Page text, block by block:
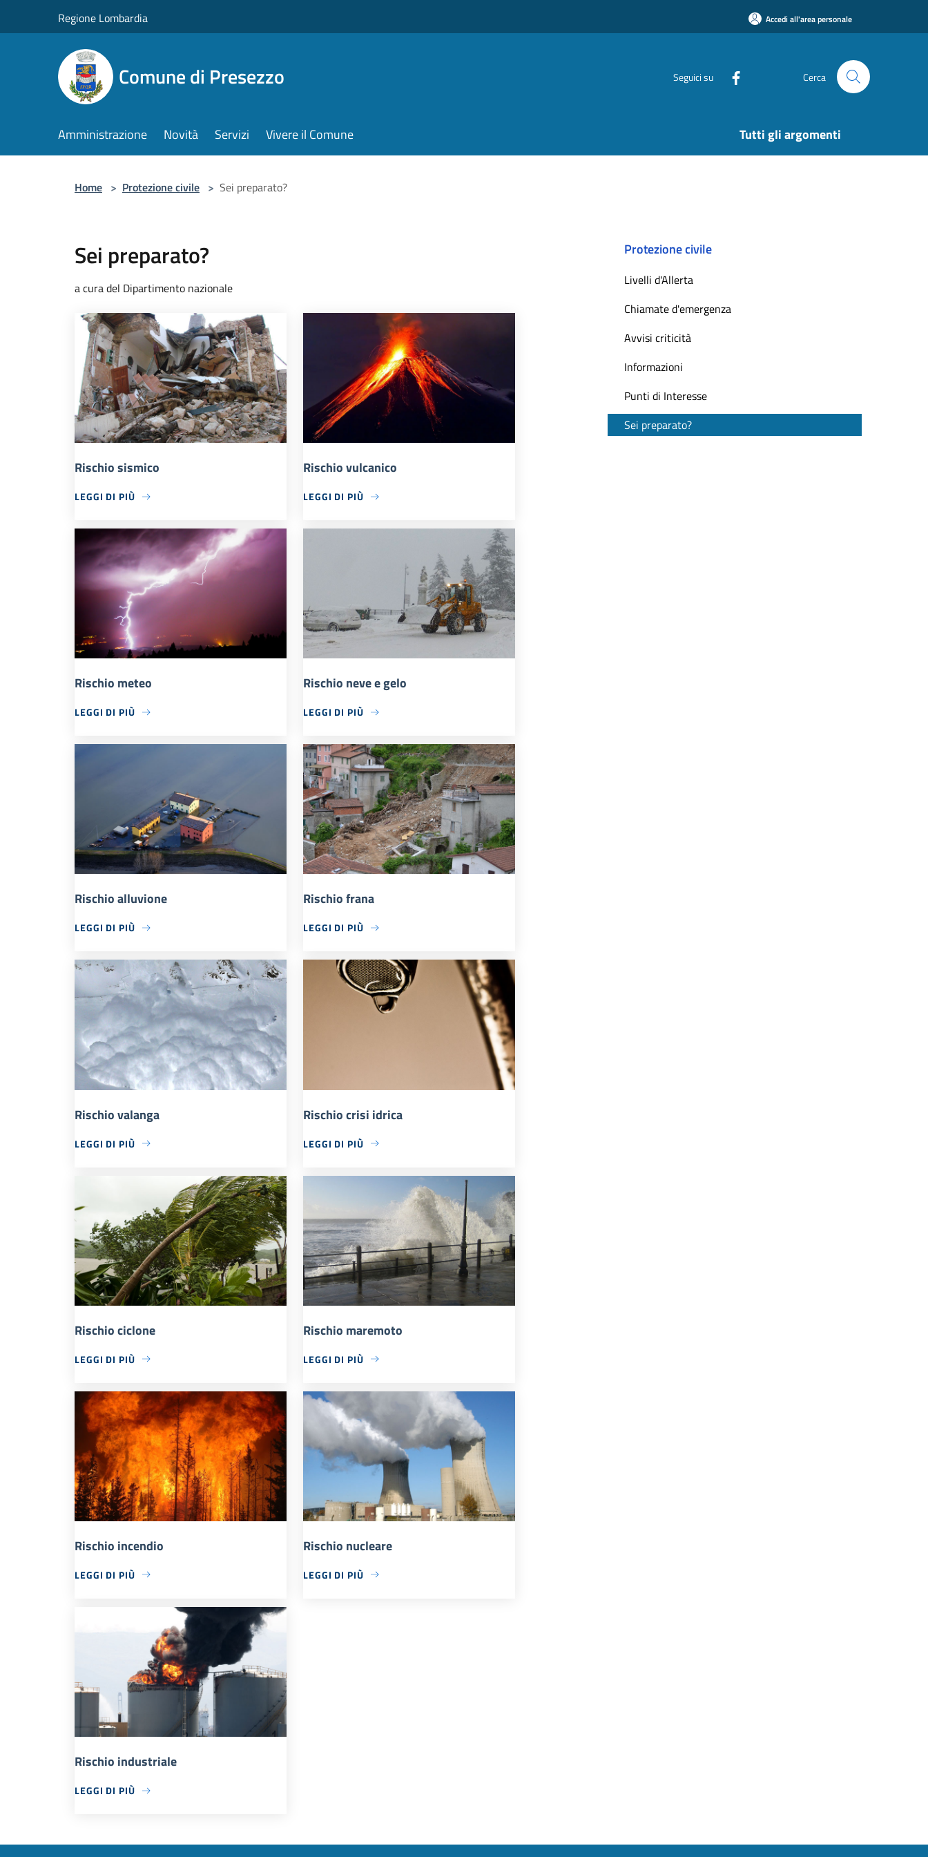
Regione Lombardia Accedi all'area personale
Comune di Presezzo Seguici su Cerca
Amministrazione Novità Servizi Vivere il Comune Tutti gli argomenti
Home > Protezione civile > Sei preparato?
Sei preparato?
a cura del Dipartimento nazionale
Rischio sismico
LEGGI DI PIÙ
Rischio vulcanico
LEGGI DI PIÙ
Rischio meteo
LEGGI DI PIÙ
Rischio neve e gelo
LEGGI DI PIÙ
Rischio alluvione
LEGGI DI PIÙ
Rischio frana
LEGGI DI PIÙ
Rischio valanga
LEGGI DI PIÙ
Rischio crisi idrica
LEGGI DI PIÙ
Rischio ciclone
LEGGI DI PIÙ
Rischio maremoto
LEGGI DI PIÙ
Rischio incendio
LEGGI DI PIÙ
Rischio nucleare
LEGGI DI PIÙ
Rischio industriale
LEGGI DI PIÙ
Protezione civile
Livelli d'Allerta
Chiamate d'emergenza
Avvisi criticità
Informazioni
Punti di Interesse
Sei preparato?